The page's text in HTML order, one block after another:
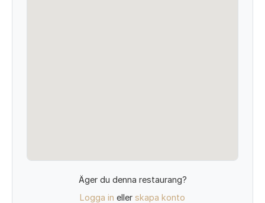
Äger du denna restaurang?
Logga in eller skapa konto